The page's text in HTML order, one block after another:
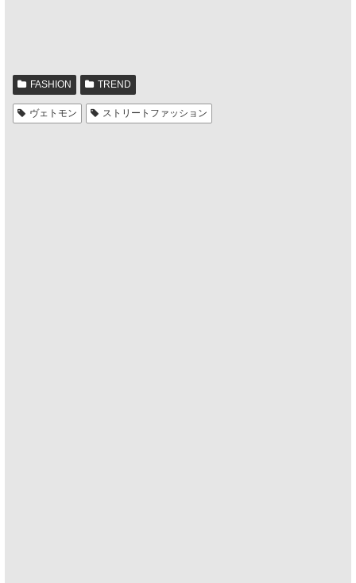
FASHION TREND
ヴェトモン ストリートファッション